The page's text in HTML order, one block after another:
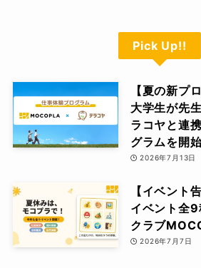
Pick Up!!
【夏の新プ
大学生が先
ラコヤと連
グラムを開
2026年7月13日
【イベント
イベント全
クラブ
2026年7月7日